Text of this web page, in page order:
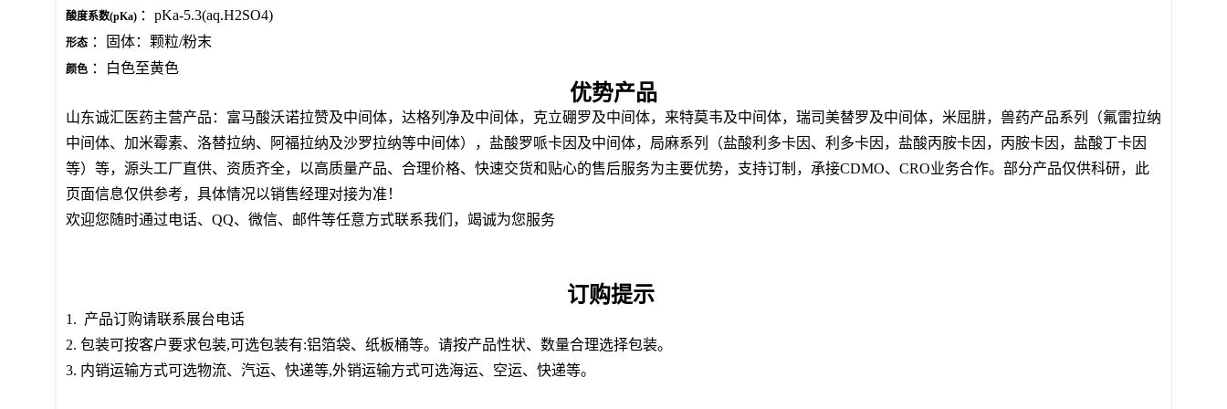
酸度系数(pKa) ：pKa-5.3(aq.H2SO4)
形态 ：固体：颗粒/粉末
颜色 ：白色至黄色
优势产品
山东诚汇医药主营产品：富马酸沃诺拉赞及中间体，达格列净及中间体，克立硼罗及中间体，来特莫韦及中间体，瑞司美替罗及中间体，米屈肼，兽药产品系列（氟雷拉纳
中间体、加米霉素、洛替拉纳、阿福拉纳及沙罗拉纳等中间体），盐酸罗哌卡因及中间体，局麻系列（盐酸利多卡因、利多卡因，盐酸丙胺卡因，丙胺卡因，盐酸丁卡因
等）等，源头工厂直供、资质齐全，以高质量产品、合理价格、快速交货和贴心的售后服务为主要优势，支持订制，承接CDMO、CRO业务合作。部分产品仅供科研，此
页面信息仅供参考，具体情况以销售经理对接为准！
欢迎您随时通过电话、QQ、微信、邮件等任意方式联系我们，竭诚为您服务
订购提示
1. 产品订购请联系展台电话
2. 包装可按客户要求包装,可选包装有:铝箔袋、纸板桶等。请按产品性状、数量合理选择包装。
3. 内销运输方式可选物流、汽运、快递等,外销运输方式可选海运、空运、快递等。